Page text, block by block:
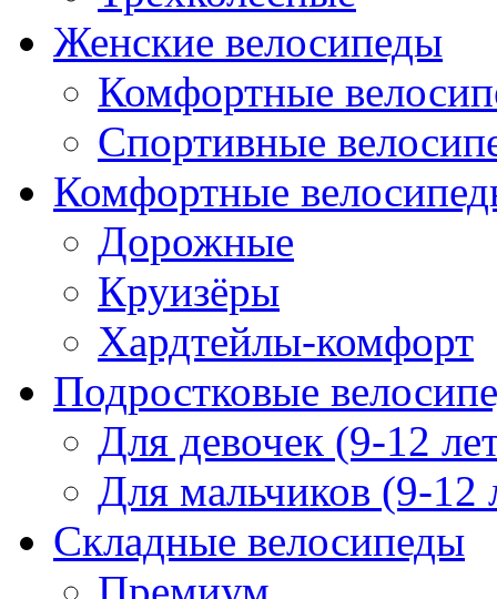
Женские велосипеды
Комфортные
Спортивные
Комфортные
Дорожные
Круизёры
Хардтейлы-комфорт
Подростковые
Для девочек (9-12
Для мальчиков (9-12
Складные велосипеды